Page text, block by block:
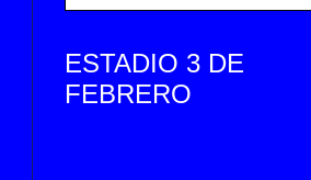
ESTADIO 3 DE
FEBRERO